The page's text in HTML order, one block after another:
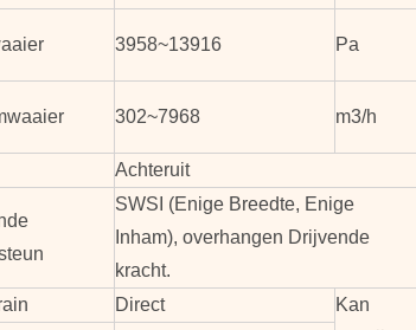
3958~13916 Pa
302~7968 m3/h
Achteruit
SWSI (Enige Breedte, Enige
Inham), overhangen Drijvende
kracht.
Direct
Kan